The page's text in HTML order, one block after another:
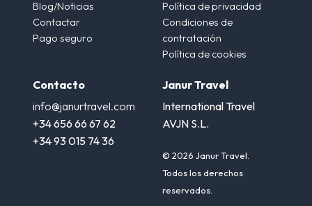
Blog/Noticias
Contactar
Pago seguro
Política de privacidad
Condiciones de
contratación
Política de cookies
Contacto
info@janurtravel.com
+34 656 66 67 62
+34 93 015 74 36
Janur Travel
International Travel
AVJN S.L.
© 2026 Janur Travel.
Todos los derechos
reservados.